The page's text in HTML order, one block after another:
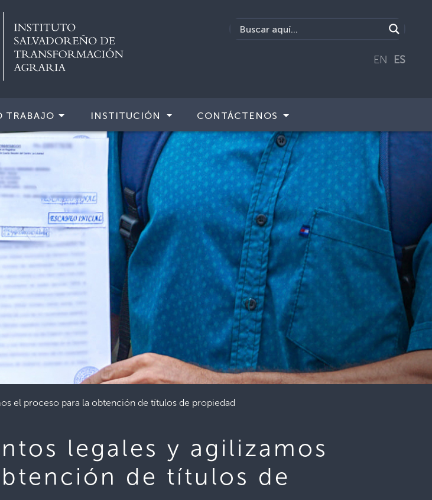
EN ES
TRABAJO INSTITUCIÓN CONTÁCTENOS
el proceso para la obtención de títulos de propiedad
legales y agilizamos
de títulos de